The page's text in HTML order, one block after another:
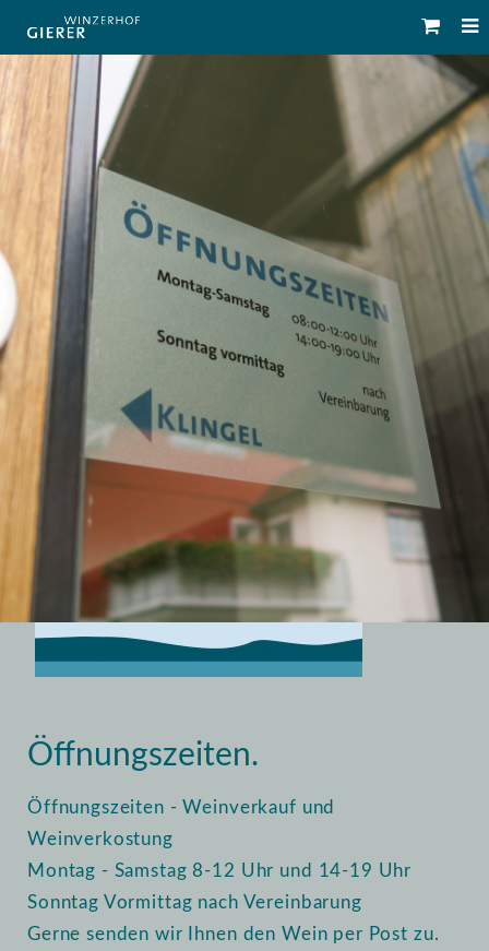
Öffnungszeiten.
Öffnungszeiten - Weinverkauf und
Weinverkostung
Montag - Samstag 8-12 Uhr und 14-19 Uhr
Sonntag Vormittag nach Vereinbarung
Gerne senden wir Ihnen den Wein per Post zu.